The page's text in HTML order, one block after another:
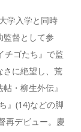
学入学と同時
監督として参
チゴたち』で監
さに絶望し、荒
・柳生外伝』
』(14)などの脚
再デビュー。慶